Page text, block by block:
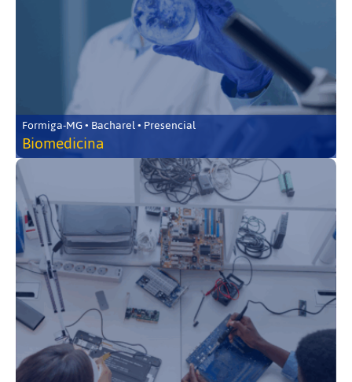
Formiga-MG • Bacharel • Presencial
Biomedicina